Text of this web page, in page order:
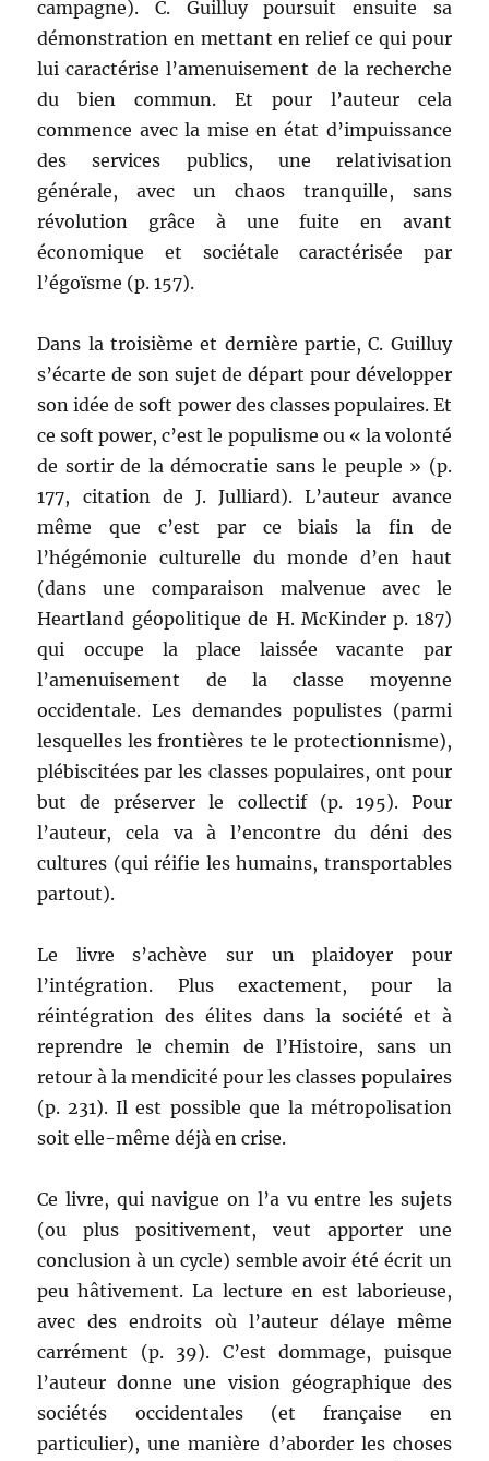
campagne). C. Guilluy poursuit ensuite sa
démonstration en mettant en relief ce qui pour
lui caractérise l’amenuisement de la recherche
du bien commun. Et pour l’auteur cela
commence avec la mise en état d’impuissance
des services publics, une relativisation
générale, avec un chaos tranquille, sans
révolution grâce à une fuite en avant
économique et sociétale caractérisée par
l’égoïsme (p. 157).
Dans la troisième et dernière partie, C. Guilluy
s’écarte de son sujet de départ pour développer
son idée de soft power des classes populaires. Et
ce soft power, c’est le populisme ou « la volonté
de sortir de la démocratie sans le peuple » (p.
177, citation de J. Julliard). L’auteur avance
même que c’est par ce biais la fin de
l’hégémonie culturelle du monde d’en haut
(dans une comparaison malvenue avec le
Heartland géopolitique de H. McKinder p. 187)
qui occupe la place laissée vacante par
l’amenuisement de la classe moyenne
occidentale. Les demandes populistes (parmi
lesquelles les frontières te le protectionnisme),
plébiscitées par les classes populaires, ont pour
but de préserver le collectif (p. 195). Pour
l’auteur, cela va à l’encontre du déni des
cultures (qui réifie les humains, transportables
partout).
Le livre s’achève sur un plaidoyer pour
l’intégration. Plus exactement, pour la
réintégration des élites dans la société et à
reprendre le chemin de l’Histoire, sans un
retour à la mendicité pour les classes populaires
(p. 231). Il est possible que la métropolisation
soit elle-même déjà en crise.
Ce livre, qui navigue on l’a vu entre les sujets
(ou plus positivement, veut apporter une
conclusion à un cycle) semble avoir été écrit un
peu hâtivement. La lecture en est laborieuse,
avec des endroits où l’auteur délaye même
carrément (p. 39). C’est dommage, puisque
l’auteur donne une vision géographique des
sociétés occidentales (et française en
particulier), une manière d’aborder les choses